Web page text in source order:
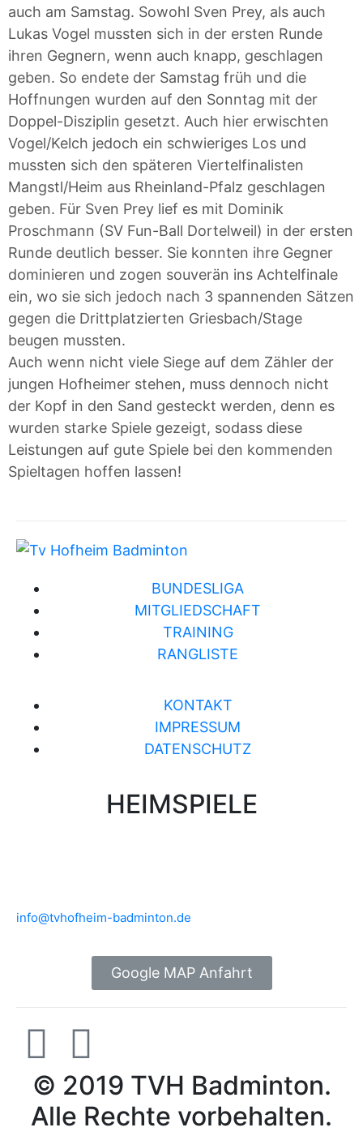
auch am Samstag. Sowohl Sven Prey, als auch
Lukas Vogel mussten sich in der ersten Runde
ihren Gegnern, wenn auch knapp, geschlagen
geben. So endete der Samstag früh und die
Hoffnungen wurden auf den Sonntag mit der
Doppel-Disziplin gesetzt. Auch hier erwischten
Vogel/Kelch jedoch ein schwieriges Los und
mussten sich den späteren Viertelfinalisten
Mangstl/Heim aus Rheinland-Pfalz geschlagen
geben. Für Sven Prey lief es mit Dominik
Proschmann (SV Fun-Ball Dortelweil) in der ersten
Runde deutlich besser. Sie konnten ihre Gegner
dominieren und zogen souverän ins Achtelfinale
ein, wo sie sich jedoch nach 3 spannenden Sätzen
gegen die Drittplatzierten Griesbach/Stage
beugen mussten.
Auch wenn nicht viele Siege auf dem Zähler der
jungen Hofheimer stehen, muss dennoch nicht
der Kopf in den Sand gesteckt werden, denn es
wurden starke Spiele gezeigt, sodass diese
Leistungen auf gute Spiele bei den kommenden
Spieltagen hoffen lassen!
BUNDESLIGA
MITGLIEDSCHAFT
TRAINING
RANGLISTE
KONTAKT
IMPRESSUM
DATENSCHUTZ
HEIMSPIELE
info@tvhofheim-badminton.de
Google MAP Anfahrt
© 2019 TVH Badminton.
Alle Rechte vorbehalten.